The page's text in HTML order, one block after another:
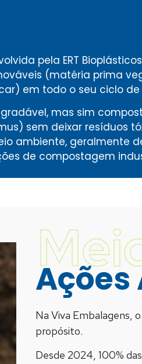
pela ERT
(matéria prima
em todo o seu ciclo de
mas sim
sem deixar resíduos
ambiente, geralmente
de compostagem
Na Viva Embalagens,
propósito.
Desde 2024, 100%